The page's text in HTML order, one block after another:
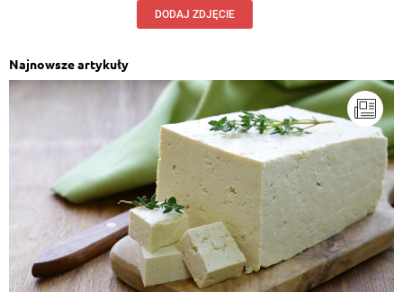
DODAJ ZDJĘCIE
Najnowsze artykuły